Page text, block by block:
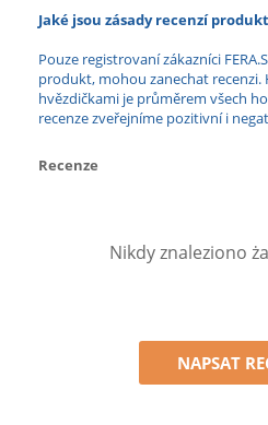
Jaké jsou zásady recenzí
Pouze registrovaní zákazníci
produkt, mohou zanechat recenzi.
hvězdičkami je průměrem všech
recenze zveřejníme pozitivní i
Recenze
Nikdy znaleziono
NAPSAT